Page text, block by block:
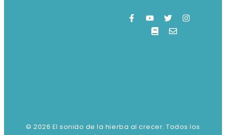
© 2026 El sonido de la hierba al crecer. Todos los